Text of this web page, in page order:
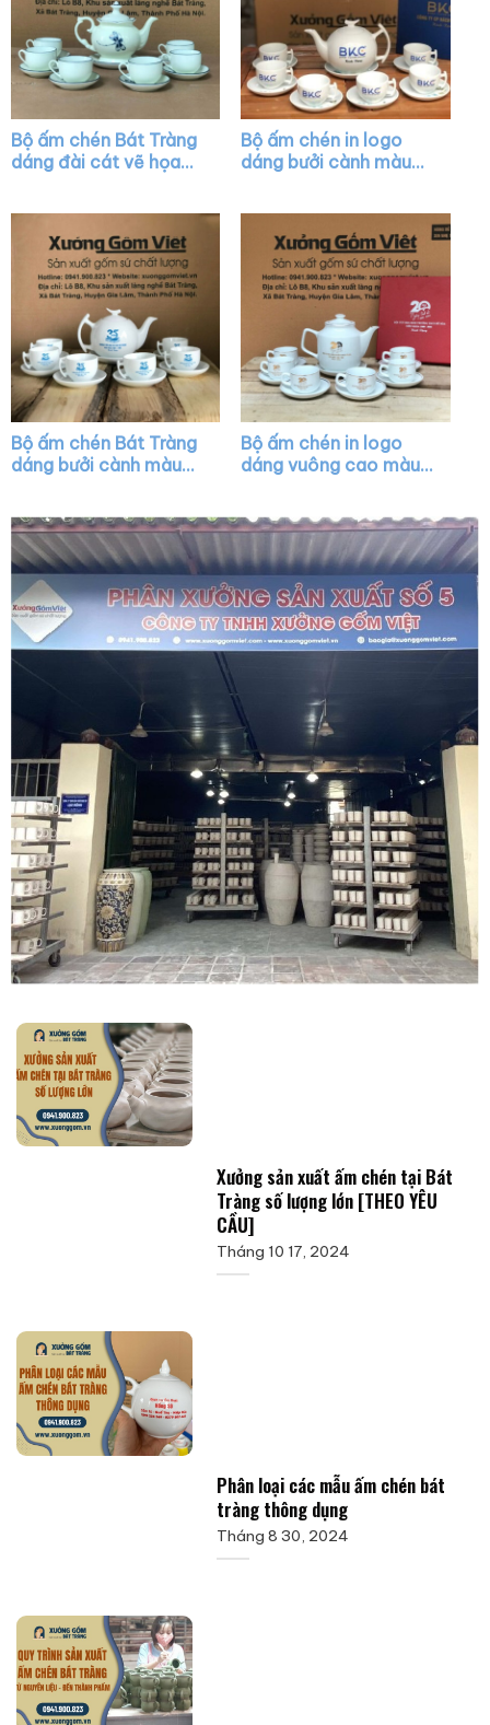
Bộ ấm chén Bát Tràng
dáng đài cát vẽ họa
Bộ ấm chén in logo
dáng bưởi cành màu
Bộ ấm chén Bát Tràng
dáng bưởi cành màu
Bộ ấm chén in logo
dáng vuông cao màu
Xưởng sản xuất ấm chén tại Bát
Tràng số lượng lớn [THEO YÊU
CẦU]
Tháng 10 17, 2024
Phân loại các mẫu ấm chén bát
tràng thông dụng
Tháng 8 30, 2024